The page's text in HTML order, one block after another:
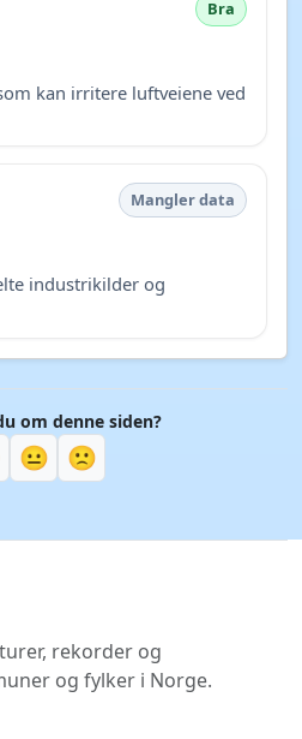
Bra
kan irritere luftveiene ved
Mangler data
industrikilder og
om denne siden?
😐 🙁
rekorder og
og fylker i Norge.